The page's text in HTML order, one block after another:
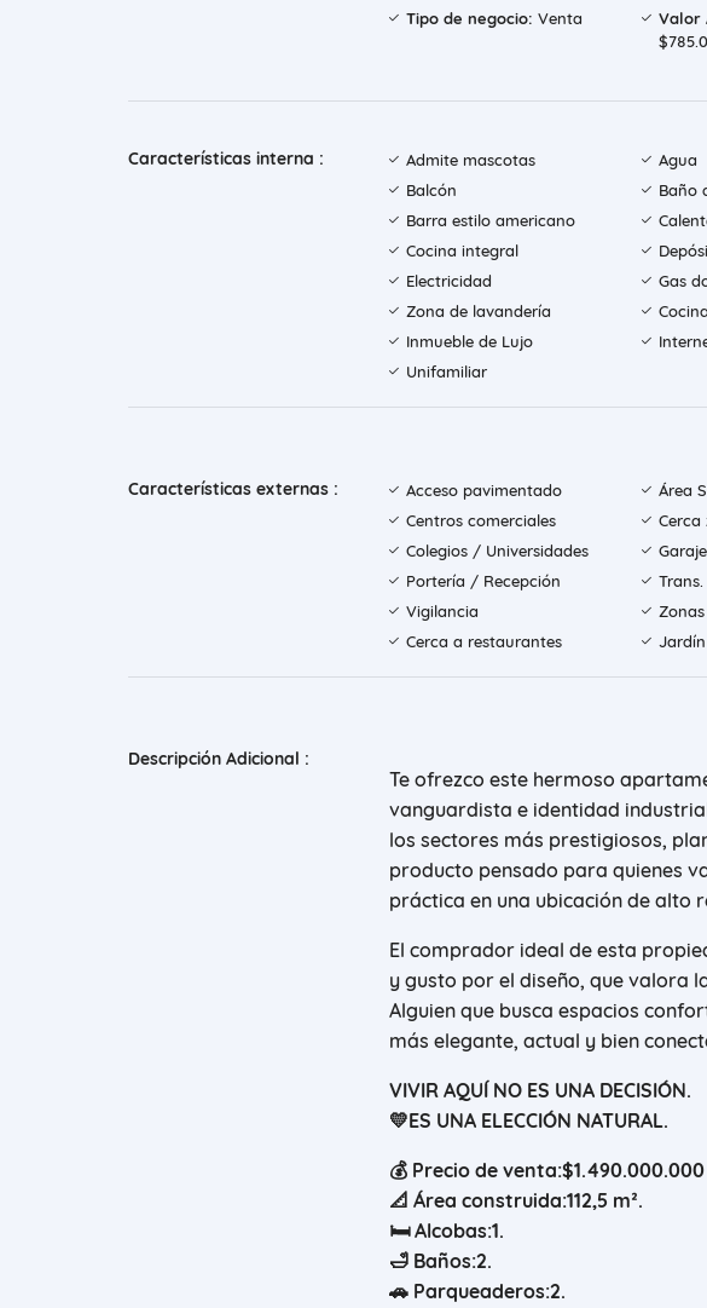
Tipo de negocio: Venta
Valor
Características interna : Admite mascotas Agua
Balcón
Baño
Barra estilo americano
Cocina integral
Electricidad
Gas
Zona de lavandería
Inmueble de Lujo
Unifamiliar
Características externas : Acceso pavimentado Área
Centros comerciales
Colegios / Universidades
Garaje
Portería / Recepción
Vigilancia
Cerca a restaurantes
Jardín
Descripción Adicional :
Te ofrezco este hermoso
vanguardista e identidad
los sectores más prestigiosos,
producto pensado para quienes
práctica en una ubicación de alto
El comprador ideal de esta
y gusto por el diseño, que valora
Alguien que busca espacios
más elegante, actual y bien
VIVIR AQUÍ NO ES UNA DECISIÓN.
💛ES UNA ELECCIÓN NATURAL.
💰 Precio de venta:$1.490.000.000
📐 Área construida:112,5 m².
🛏Alcobas:1.
🛁 Baños:2.
🚗 Parqueaderos:2.